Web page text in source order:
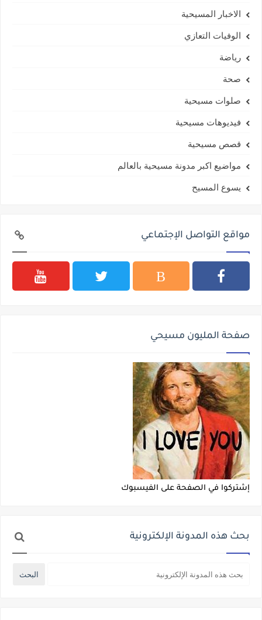
الاخبار المسيحية
الوفيات التعازي
رياضة
صحة
صلوات مسيحية
فيديوهات مسيحية
قصص مسيحية
مواضيع اكبر مدونة مسيحية بالعالم
يسوع المسيح
مواقع التواصل الإجتماعي
صفحة المليون مسيحي
إشتركوا في الصفحة على الفيسبوك
بحث هذه المدونة الإلكترونية